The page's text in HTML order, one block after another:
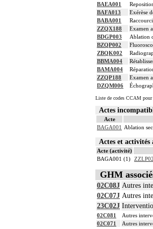
BAEA001
BAFA013
Exérèse
BABA001
ZZQX188
Examen
BDGP003
Ablation
BZQP002
ZBQK002
BBMA004
BAMA004
ZZQP188
Examen
DZQM006
Liste de codes CCAM
Actes
Acte
BAGA001 Ablation
Actes et activités
Acte (activité)
BAGA001 (1)
GHM
02C08J Autres
02C07J Autres
23C02J
02C081
Autres
02C071
Autres